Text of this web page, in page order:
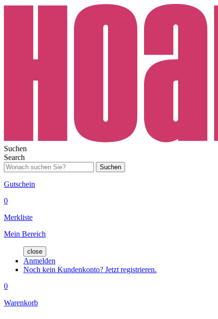
Suchen
Search
Suchen
Gutschein
0
Merkliste
Mein Bereich
close
Anmelden
Noch kein Kundenkonto? Jetzt registrieren.
0
Warenkorb